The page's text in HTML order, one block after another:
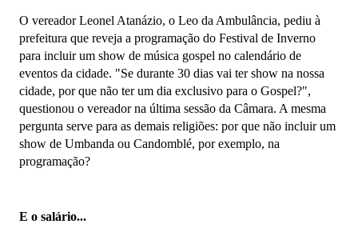
O vereador Leonel Atanázio, o Leo da Ambulância, pediu à
prefeitura que reveja a programação do Festival de Inverno
para incluir um show de música gospel no calendário de
eventos da cidade. "Se durante 30 dias vai ter show na nossa
cidade, por que não ter um dia exclusivo para o Gospel?",
questionou o vereador na última sessão da Câmara. A mesma
pergunta serve para as demais religiões: por que não incluir um
show de Umbanda ou Candomblé, por exemplo, na
programação?
E o salário...